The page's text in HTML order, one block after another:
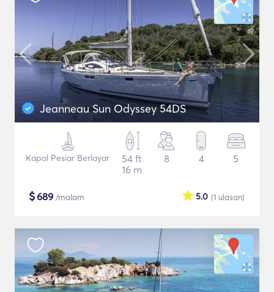
Jeanneau Sun Odyssey 54DS
Kapal Pesiar Berlayar
54 ft
16 m
8 4 5
$689 /malam (1 ulasan)
5.0